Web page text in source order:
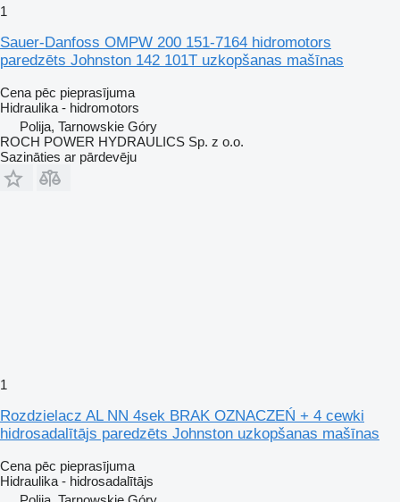
1
Sauer-Danfoss OMPW 200 151-7164 hidromotors
paredzēts Johnston 142 101T uzkopšanas mašīnas
Cena pēc pieprasījuma
Hidraulika - hidromotors
Polija, Tarnowskie Góry
ROCH POWER HYDRAULICS Sp. z o.o.
Sazināties ar pārdevēju
1
Rozdzielacz AL NN 4sek BRAK OZNACZEŃ + 4 cewki
hidrosadalītājs paredzēts Johnston uzkopšanas mašīnas
Cena pēc pieprasījuma
Hidraulika - hidrosadalītājs